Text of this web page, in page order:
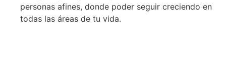
personas afines, donde poder seguir creciendo en
todas las áreas de tu vida.